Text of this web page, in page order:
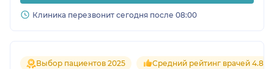
Клиника перезвонит сегодня после 08:00
Выбор пациентов 2025 Средний рейтинг врачей 4.8